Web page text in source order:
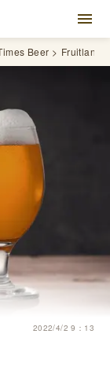
Beer Fruitlands
2022/4/2 9：13